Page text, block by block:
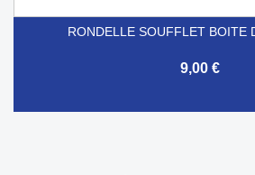
RONDELLE SOUFFLET BOITE
9,00 €